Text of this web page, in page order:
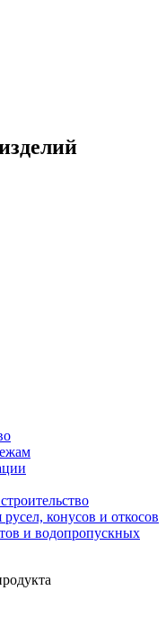
конусов и откосов
и водопропускных